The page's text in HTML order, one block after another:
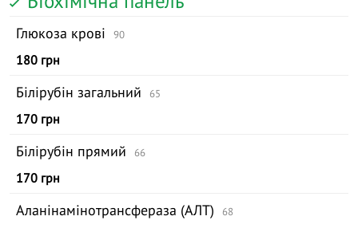
Глюкоза крові 90
180 грн
Білірубін загальний 65
170 грн
Білірубін прямий 66
170 грн
Аланінамінотрансфераза (АЛТ) 68